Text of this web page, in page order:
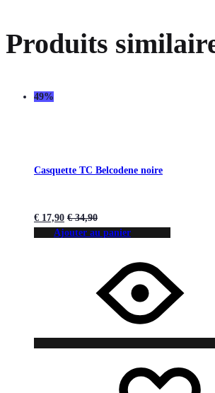
Produits
49%
Casquette TC Belcodene noire
€ 17,90 €34,90
Ajouter au panier